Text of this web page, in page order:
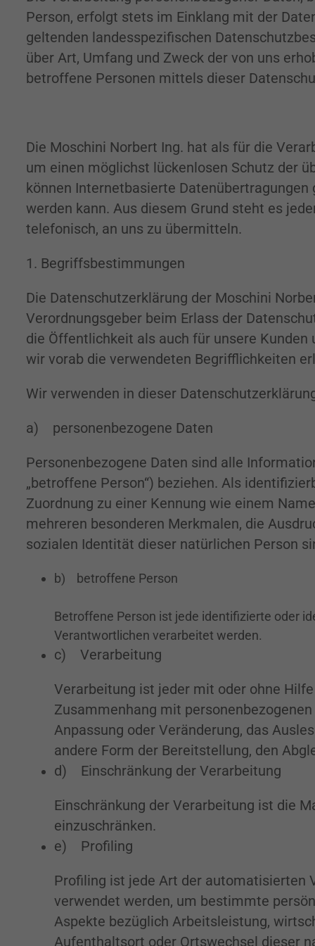
Person, erfolgt stets im Einklang mit der
geltenden landesspezifischen
über Art, Umfang und Zweck der von uns
betroffene Personen mittels dieser
Die Moschini Norbert Ing. hat als für die
um einen möglichst lückenlosen Schutz der
können Internetbasierte
werden kann. Aus diesem Grund steht es
telefonisch, an uns zu übermitteln.
1. Begriffsbestimmungen
Die Datenschutzerklärung der Moschini
Verordnungsgeber beim Erlass der
die Öffentlichkeit als auch für unsere
wir vorab die verwendeten Begrifflichkeiten
Wir verwenden in dieser
a) personenbezogene Daten
Personenbezogene Daten sind alle
„betroffene Person“) beziehen. Als
Zuordnung zu einer Kennung wie einem
mehreren besonderen Merkmalen, die
sozialen Identität dieser natürlichen Person
b) betroffene Person
Betroffene Person ist jede identifizierte oder
Verantwortlichen verarbeitet werden.
c) Verarbeitung
Verarbeitung ist jeder mit oder ohne
Zusammenhang mit
Anpassung oder Veränderung, das
andere Form der Bereitstellung, den
d) Einschränkung der Verarbeitung
Einschränkung der Verarbeitung ist die
einzuschränken.
e) Profiling
Profiling ist jede Art der automatisierten
verwendet werden, um bestimmte
Aspekte bezüglich Arbeitsleistung,
Aufenthaltsort oder Ortswechsel dieser